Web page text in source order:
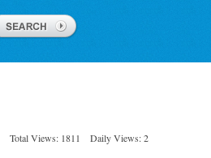
Total Views: 1811
Daily Views: 2